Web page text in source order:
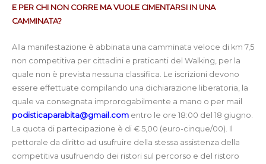
E PER CHI NON CORRE MA VUOLE CIMENTARSI IN UNA
CAMMINATA?
Alla manifestazione è abbinata una camminata veloce di km 7,5
non competitiva per cittadini e praticanti del Walking, per la
quale non è prevista nessuna classifica. Le iscrizioni devono
essere effettuate compilando una dichiarazione liberatoria, la
quale va consegnata improrogabilmente a mano o per mail
podisticaparabita@gmail.com entro le ore 18:00 del 18 giugno.
La quota di partecipazione è di € 5,00 (euro-cinque/00). Il
pettorale da diritto ad usufruire della stessa assistenza della
competitiva usufruendo dei ristori sul percorso e del ristoro